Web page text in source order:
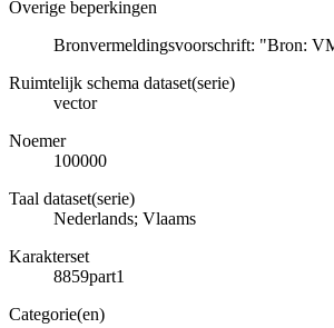
Overige beperkingen
Bronvermeldingsvoorschrift: "Bron:
Ruimtelijk schema dataset(serie)
vector
Noemer
100000
Taal dataset(serie)
Nederlands; Vlaams
Karakterset
8859part1
Categorie(en)